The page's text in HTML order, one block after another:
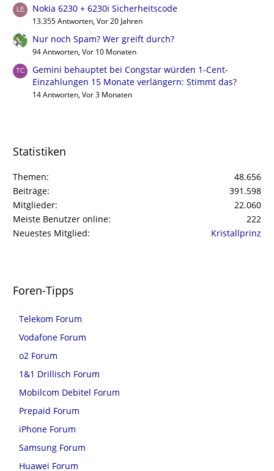
Nokia 6230 + 6230i Sicherheitscode
13.355 Antworten, Vor 20 Jahren
Nur noch Spam? Wer greift durch?
94 Antworten, Vor 10 Monaten
Gemini behauptet bei Congstar würden 1-Cent-
Einzahlungen 15 Monate verlängern: Stimmt das?
14 Antworten, Vor 3 Monaten
Statistiken
Themen
48.656
Beiträge
391.598
Mitglieder
22.060
Meiste Benutzer online
222
Neuestes Mitglied
Kristallprinz
Foren-Tipps
Telekom Forum
Vodafone Forum
o2 Forum
1&1 Drillisch Forum
Mobilcom Debitel Forum
Prepaid Forum
iPhone Forum
Samsung Forum
Huawei Forum